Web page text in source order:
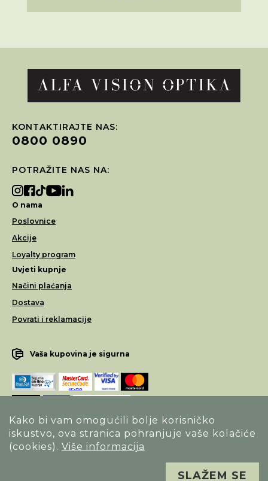
Kako bi vam omogućili bolje korisničko
iskustvo, ova stranica pohranjuje vaše kolačiće
(cookies). Više informacija
SLAŽEM SE
KONTAKTIRAJTE NAS:
0800 0890
POTRAŽITE NAS NA:
O nama
Poslovnice
Akcije
Loyalty program
Uvjeti kupnje
Načini plaćanja
Dostava
Povrati i reklamacije
Vaša kupovina je sigurna
Opći uvjeti poslovanja
Sva prava pridržana. Alfa Vision optika ©